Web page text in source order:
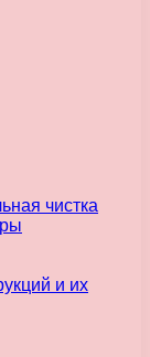
чистка
и их